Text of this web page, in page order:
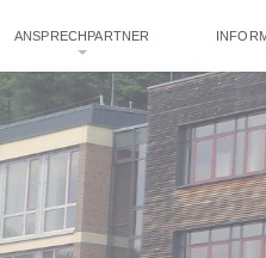
ANSPRECHPARTNER